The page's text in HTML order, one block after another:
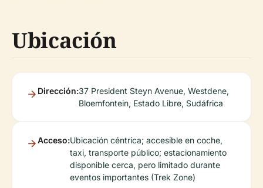
Ubicación
Dirección:37 President Steyn Avenue, Westdene,
Bloemfontein, Estado Libre, Sudáfrica
Acceso:Ubicación céntrica; accesible en coche,
taxi, transporte público; estacionamiento
disponible cerca, pero limitado durante
eventos importantes (Trek Zone)